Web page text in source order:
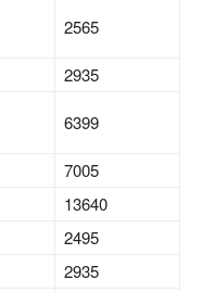
2565
2935
6399
7005
13640
2495
2935